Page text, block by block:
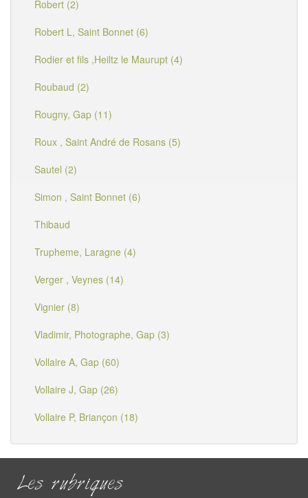
Robert (2)
Robert L, Saint Bonnet (6)
Rodier et fils ,Heiltz le Maurupt (4)
Roubaud (2)
Rougny, Gap (11)
Roux , Saint André de Rosans (5)
Sautel (2)
Simon , Saint Bonnet (6)
Thibaud
Trupheme, Laragne (4)
Verger , Veynes (14)
Vignier (8)
Vladimir, Photographe, Gap (3)
Vollaire A, Gap (60)
Vollaire J, Gap (26)
Vollaire P, Briançon (18)
Les rubriques